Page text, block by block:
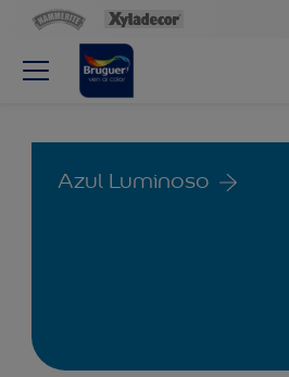
Azul Luminoso